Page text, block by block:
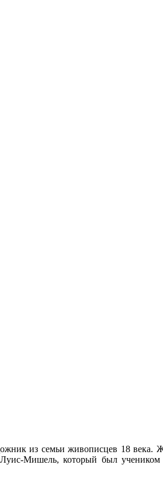
из семьи живописцев 18
Мишель, который был